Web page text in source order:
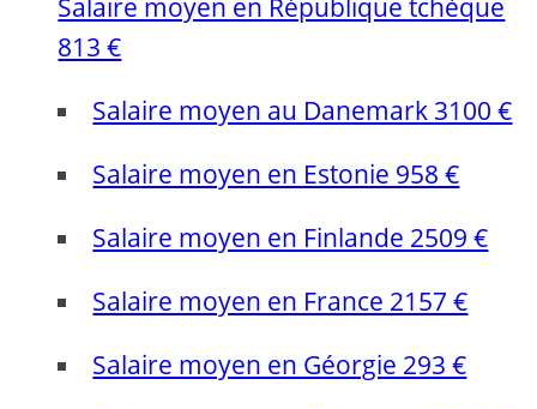
813 €
Salaire moyen au Danemark 3100 €
Salaire moyen en Estonie 958 €
Salaire moyen en Finlande 2509 €
Salaire moyen en France 2157 €
Salaire moyen en Géorgie 293 €